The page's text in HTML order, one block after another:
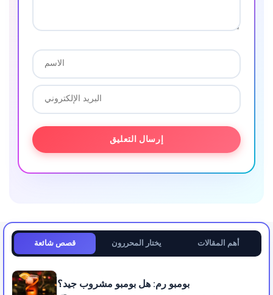
قصص شائعة يختار المحررون أهم المقالات
بومبو رم: هل بومبو مشروب جيد؟